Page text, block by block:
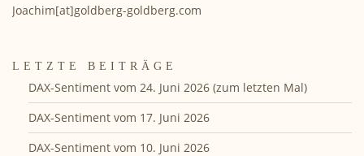
Joachim[at]goldberg-goldberg.com
LETZTE BEITRÄGE
DAX-Sentiment vom 24. Juni 2026 (zum letzten Mal)
DAX-Sentiment vom 17. Juni 2026
DAX-Sentiment vom 10. Juni 2026